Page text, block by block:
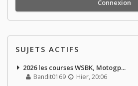
SUJETS ACTIFS
2026 les courses WSBK, Motogp...
Bandit0169 Hier, 20:06